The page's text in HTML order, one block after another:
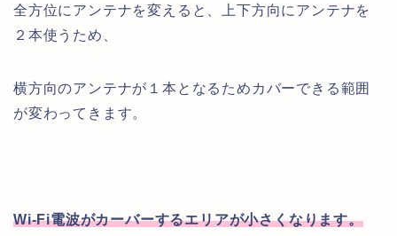
全方位にアンテナを変えると、上下方向にアンテナを
２本使うため、
横方向のアンテナが１本となるためカバーできる範囲
が変わってきます。
Wi-Fi電波がカーバーするエリアが小さくなります。